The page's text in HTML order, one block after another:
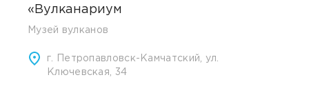
«Вулканариум
Музей вулканов
г. Петропавловск-Камчатский, ул.
Ключевская, 34